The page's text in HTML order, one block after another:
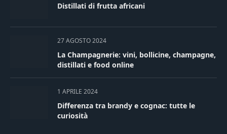
Distillati di frutta africani
27 AGOSTO 2024
La Champagnerie: vini, bollicine, champagne,
distillati e food online
1 APRILE 2024
Differenza tra brandy e cognac: tutte le
curiosità